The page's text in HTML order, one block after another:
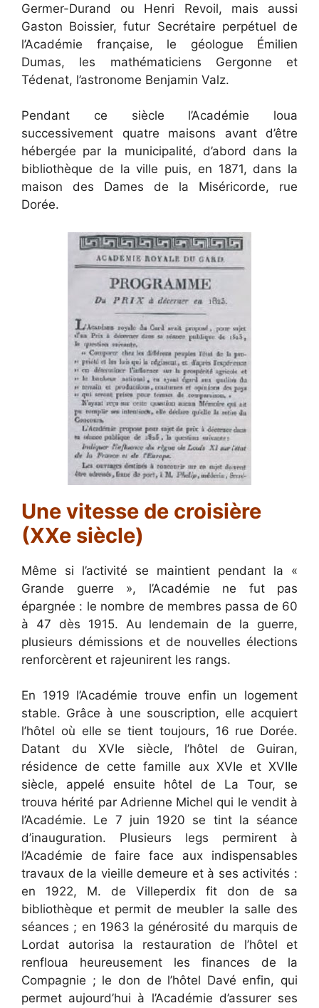
Germer-Durand ou Henri Revoil, mais aussi
Gaston Boissier, futur Secrétaire perpétuel de
l’Académie française, le géologue Émilien
Dumas, les mathématiciens Gergonne et
Tédenat, l’astronome Benjamin Valz.
Pendant ce siècle l’Académie loua
successivement quatre maisons avant d’être
hébergée par la municipalité, d’abord dans la
bibliothèque de la ville puis, en 1871, dans la
maison des Dames de la Miséricorde, rue
Dorée.
Une vitesse de croisière
(XXe siècle)
Même si l’activité se maintient pendant la «
Grande guerre », l’Académie ne fut pas
épargnée : le nombre de membres passa de 60
à 47 dès 1915. Au lendemain de la guerre,
plusieurs démissions et de nouvelles élections
renforcèrent et rajeunirent les rangs.
En 1919 l’Académie trouve enfin un logement
stable. Grâce à une souscription, elle acquiert
l’hôtel où elle se tient toujours, 16 rue Dorée.
Datant du XVIe siècle, l’hôtel de Guiran,
résidence de cette famille aux XVIe et XVIIe
siècle, appelé ensuite hôtel de La Tour, se
trouva hérité par Adrienne Michel qui le vendit à
l’Académie. Le 7 juin 1920 se tint la séance
d’inauguration. Plusieurs legs permirent à
l’Académie de faire face aux indispensables
travaux de la vieille demeure et à ses activités :
en 1922, M. de Villeperdix fit don de sa
bibliothèque et permit de meubler la salle des
séances ; en 1963 la générosité du marquis de
Lordat autorisa la restauration de l’hôtel et
renfloua heureusement les finances de la
Compagnie ; le don de l’hôtel Davé enfin, qui
permet aujourd’hui à l’Académie d’assurer ses